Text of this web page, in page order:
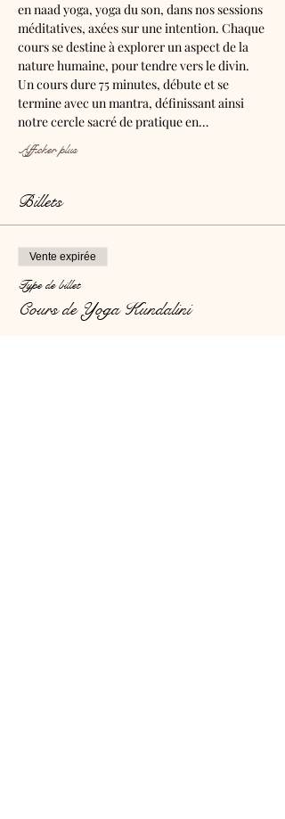
en naad yoga, yoga du son, dans nos sessions
méditatives, axées sur une intention. Chaque
cours se destine à explorer un aspect de la
nature humaine, pour tendre vers le divin.
Un cours dure 75 minutes, débute et se
termine avec un mantra, définissant ainsi
notre cercle sacré de pratique en…
Afficher plus
Billets
Vente expirée
Type de billet
Cours de Yoga Kundalini